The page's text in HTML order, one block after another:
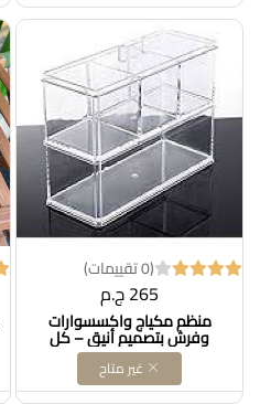
(0 تقييمات)
265 ج.م
منظم مكياج واكسسوارات
وفرش بتصميم أنيق – كل
احتياجاتك في مكان واحد i
B0F91FZJ4W
غير متاح